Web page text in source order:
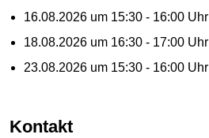
16.08.2026 um 15:30 - 16:00 Uhr
18.08.2026 um 16:30 - 17:00 Uhr
23.08.2026 um 15:30 - 16:00 Uhr
Kontakt